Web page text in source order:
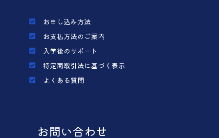
お申し込み方法
お支払方法のご案内
入学後のサポート
特定商取引法に基づく表示
よくある質問
お問い合わせ